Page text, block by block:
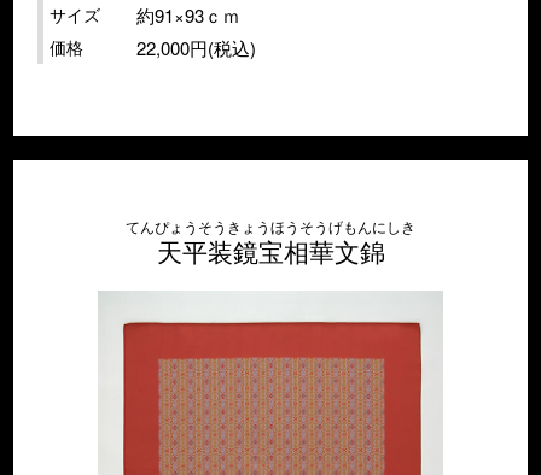
サイズ
約91×93ｃｍ
価格
22,000円(税込)
てんぴょうそうきょうほうそうげもんにしき
天平装鏡宝相華文錦